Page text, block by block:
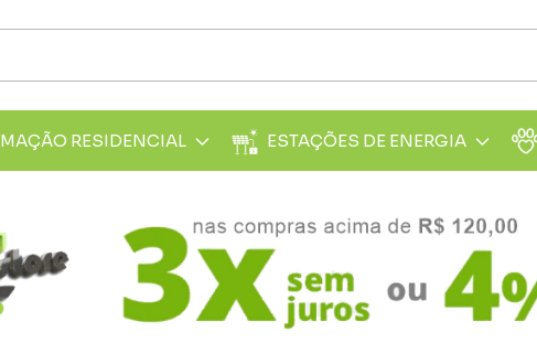
RESIDENCIAL ESTAÇÕES DE ENERGIA